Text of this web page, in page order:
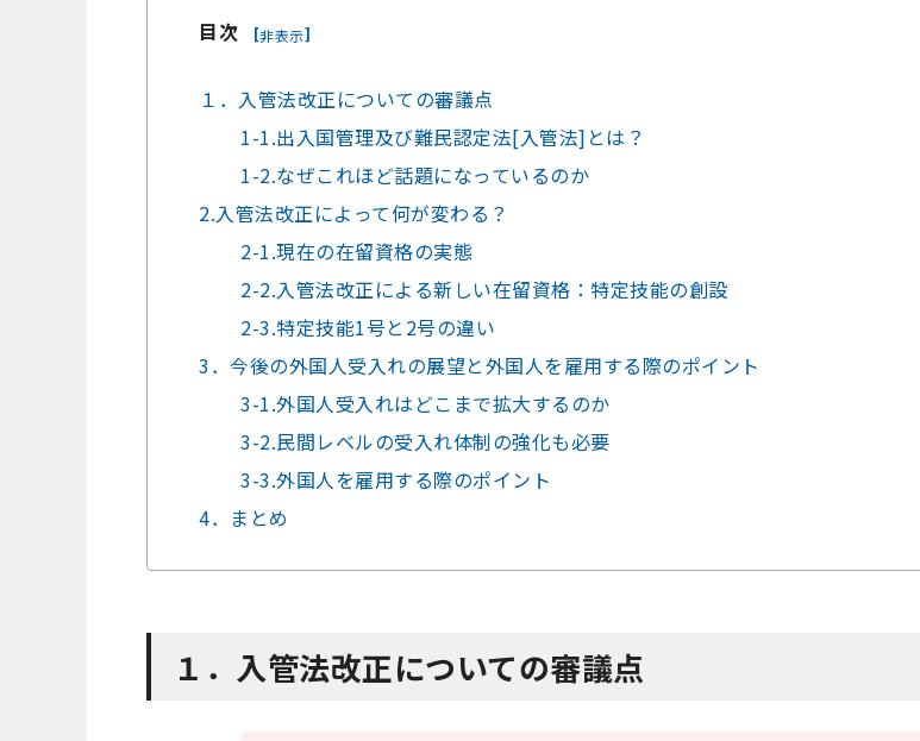
目次 [非表示]
１．入管法改正についての審議点
1-1.出入国管理及び難民認定法[入管法]とは？
1-2.なぜこれほど話題になっているのか
2.入管法改正によって何が変わる？
2-1.現在の在留資格の実態
2-2.入管法改正による新しい在留資格：特定技能の創設
2-3.特定技能1号と2号の違い
3．今後の外国人受入れの展望と外国人を雇用する際のポイント
3-1.外国人受入れはどこまで拡大するのか
3-2.民間レベルの受入れ体制の強化も必要
3-3.外国人を雇用する際のポイント
4．まとめ
１．入管法改正についての審議点